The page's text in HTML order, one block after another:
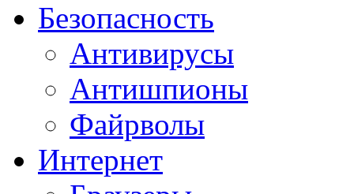
Безопасность
Антивирусы
Антишпионы
Файрволы
Интернет